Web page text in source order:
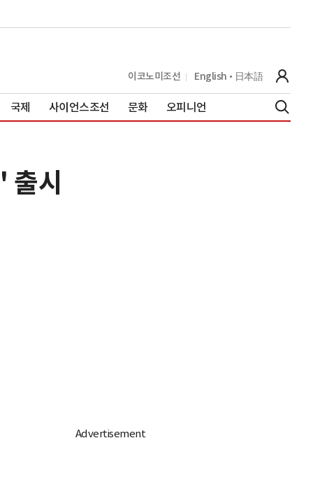
이코노미조선 English 日本語
국제 사이언스조선 문화 오피니언
시